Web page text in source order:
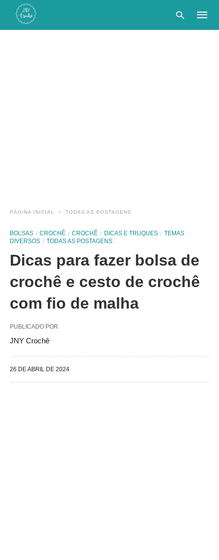
PÁGINA INICIAL TODAS AS POSTAGENS
BOLSAS CROCHÊ CROCHÊ DICAS E TRUQUES
TEMAS
DIVERSOS
TODAS AS POSTAGENS
Dicas para fazer bolsa de
crochê e cesto de crochê
com fio de malha
PUBLICADO POR
JNY Crochê
26 DE ABRIL DE 2024